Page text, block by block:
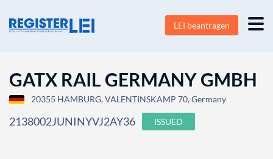
LEI beantragen
GATX RAIL GERMANY GMBH
20355 HAMBURG, VALENTINSKAMP 70, Germany
2138002JUNINYVJ2AY36 ISSUED